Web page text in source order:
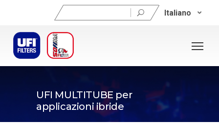
Ricerca
per:
Italiano
UFI MULTITUBE per
applicazioni ibride